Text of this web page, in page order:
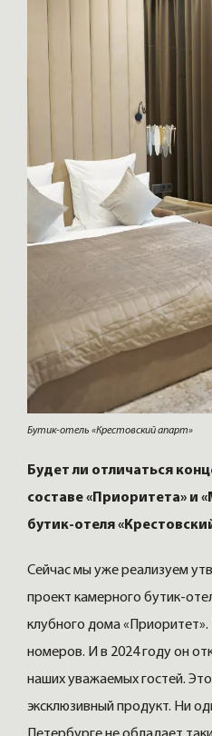
Бутик-отель «Крестовский апарт»
Будет ли отличаться
составе «Приоритета» и
бутик-отеля
Сейчас мы уже реализуем
проект камерного бутик-
клубного дома «Приоритет».
номеров. И в 2024 году он
наших уважаемых гостей.
эксклюзивный продукт. Ни